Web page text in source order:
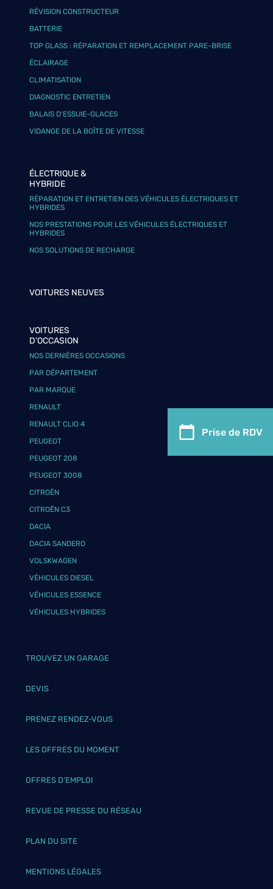
Prise de RDV
RÉVISION CONSTRUCTEUR
BATTERIE
TOP GLASS : RÉPARATION ET REMPLACEMENT PARE-BRISE
ÉCLAIRAGE
CLIMATISATION
DIAGNOSTIC ENTRETIEN
BALAIS D’ESSUIE-GLACES
VIDANGE DE LA BOÎTE DE VITESSE
ÉLECTRIQUE &
HYBRIDE
RÉPARATION ET ENTRETIEN DES VÉHICULES ÉLECTRIQUES ET
HYBRIDES
NOS PRESTATIONS POUR LES VÉHICULES ÉLECTRIQUES ET
HYBRIDES
NOS SOLUTIONS DE RECHARGE
VOITURES NEUVES
VOITURES
D'OCCASION
NOS DERNIÈRES OCCASIONS
PAR DÉPARTEMENT
PAR MARQUE
RENAULT
RENAULT CLIO 4
PEUGEOT
PEUGEOT 208
PEUGEOT 3008
CITROËN
CITROËN C3
DACIA
DACIA SANDERO
VOLSKWAGEN
VÉHICULES DIESEL
VÉHICULES ESSENCE
VÉHICULES HYBRIDES
TROUVEZ UN GARAGE
DEVIS
PRENEZ RENDEZ-VOUS
LES OFFRES DU MOMENT
OFFRES D’EMPLOI
REVUE DE PRESSE DU RÉSEAU
PLAN DU SITE
MENTIONS LÉGALES